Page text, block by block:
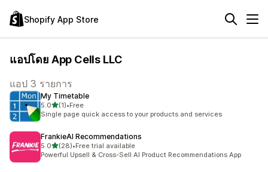
Shopify App Store
แอปโดย App Cells LLC
แอป 3 รายการ
My Timetable
5.0เต็ม 5 ดาว
(1)
ทั้งหมด 1 รีวิว
•Free
Single page quick access to your products and services
FrankieAI Recommendations
5.0เต็ม 5 ดาว
(28)
ทั้งหมด 28 รีวิว
•Free trial available
Powerful Upsell & Cross-Sell AI Product Recommendations App